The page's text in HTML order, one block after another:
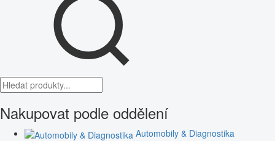
Nakupovat podle oddělení
Automobily & Diagnostika